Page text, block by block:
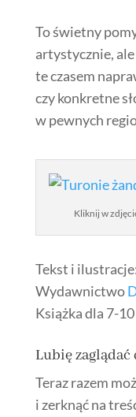
To świetny
artystycznie,
te czasem
czy konkretne
w pewnych
Kliknij w
Tekst i
Wydawnictwo
Książka dla 7-
Lubię zaglądać
Teraz razem
i zerknąć na